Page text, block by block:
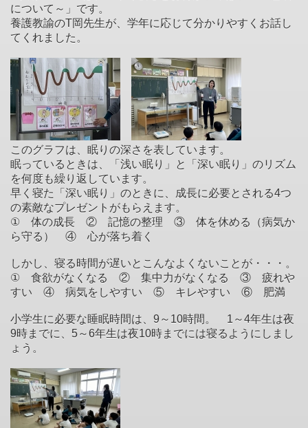
について～」です。
養護教諭のT岡先生が、学年に応じて分かりやすくお話し
てくれました。
このグラフは、眠りの深さを表しています。
眠っているときは、「浅い眠り」と「深い眠り」のリズム
を何度も繰り返しています。
早く寝た「深い眠り」のときに、成長に必要とされる4つ
の素敵なプレゼントがもらえます。
① 体の成長 ② 記憶の整理 ③ 体を休める（病気か
ら守る） ④ 心が落ち着く
しかし、寝る時間が遅いとこんなよくないことが・・・。
① 食欲がなくなる ② 集中力がなくなる ③ 疲れや
すい ④ 病気をしやすい ⑤ キレやすい ⑥ 肥満
小学生に必要な睡眠時間は、9～10時間。 1～4年生は夜
9時までに、5～6年生は夜10時までには寝るようにしまし
ょう。